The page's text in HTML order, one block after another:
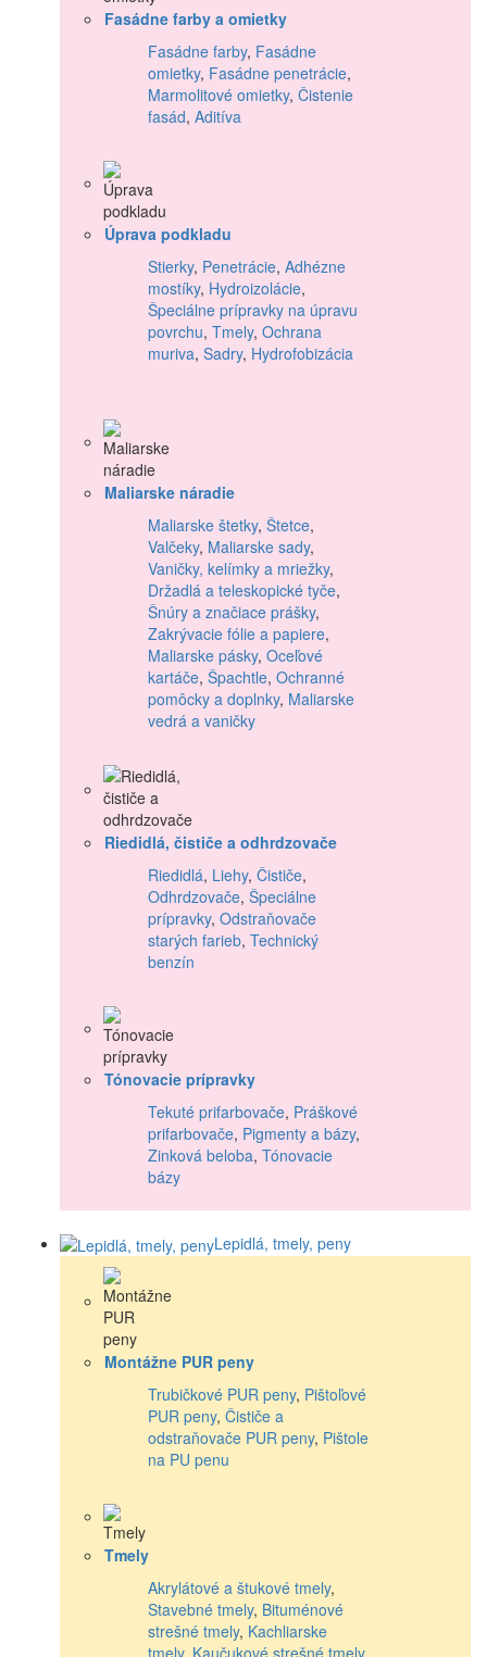
Fasádne farby a omietky
Fasádne farby, Fasádne
omietky, Fasádne penetrácie,
Marmolitové omietky, Čistenie
fasád, Aditíva
Úprava podkladu
Stierky, Penetrácie, Adhézne
mostíky, Hydroizolácie,
Špeciálne prípravky na úpravu
povrchu, Tmely, Ochrana
muriva, Sadry, Hydrofobizácia
Maliarske náradie
Maliarske štetky, Štetce,
Valčeky, Maliarske sady,
Vaničky, kelímky a mriežky,
Držadlá a teleskopické tyče,
Šnúry a značiace prášky,
Zakrývacie fólie a papiere,
Maliarske pásky, Oceľové
kartáče, Špachtle, Ochranné
pomôcky a doplnky, Maliarske
vedrá a vaničky
Riedidlá, čističe a odhrdzovače
Riedidlá, Liehy, Čističe,
Odhrdzovače, Špeciálne
prípravky, Odstraňovače
starých farieb, Technický
benzín
Tónovacie prípravky
Tekuté prifarbovače, Práškové
prifarbovače, Pigmenty a bázy,
Zinková beloba, Tónovacie
bázy
Lepidlá, tmely, peny
Montážne PUR peny
Trubičkové PUR peny, Pištoľové
PUR peny, Čističe a
odstraňovače PUR peny, Pištole
na PU penu
Tmely
Akrylátové a štukové tmely,
Stavebné tmely, Bituménové
strešné tmely, Kachliarske
tmely, Kaučukové strešné tmely,